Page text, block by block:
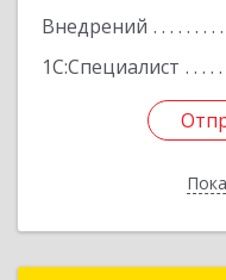
Внедрений
1С:Специалист